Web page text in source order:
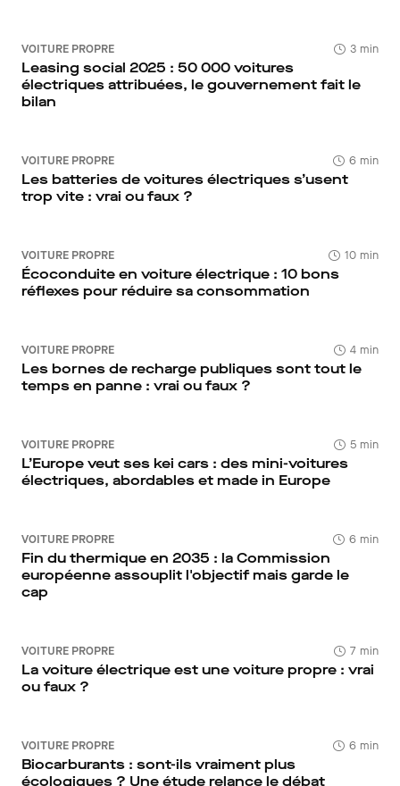
VOITURE PROPRE 3 min
Leasing social 2025 : 50 000 voitures
électriques attribuées, le gouvernement fait le
bilan
VOITURE PROPRE 6 min
Les batteries de voitures électriques s’usent
trop vite : vrai ou faux ?
VOITURE PROPRE 10 min
Écoconduite en voiture électrique : 10 bons
réflexes pour réduire sa consommation
VOITURE PROPRE 4 min
Les bornes de recharge publiques sont tout le
temps en panne : vrai ou faux ?
VOITURE PROPRE 5 min
L’Europe veut ses kei cars : des mini-voitures
électriques, abordables et made in Europe
VOITURE PROPRE 6 min
Fin du thermique en 2035 : la Commission
européenne assouplit l'objectif mais garde le
cap
VOITURE PROPRE 7 min
La voiture électrique est une voiture propre : vrai
ou faux ?
VOITURE PROPRE 6 min
Biocarburants : sont-ils vraiment plus
écologiques ? Une étude relance le débat